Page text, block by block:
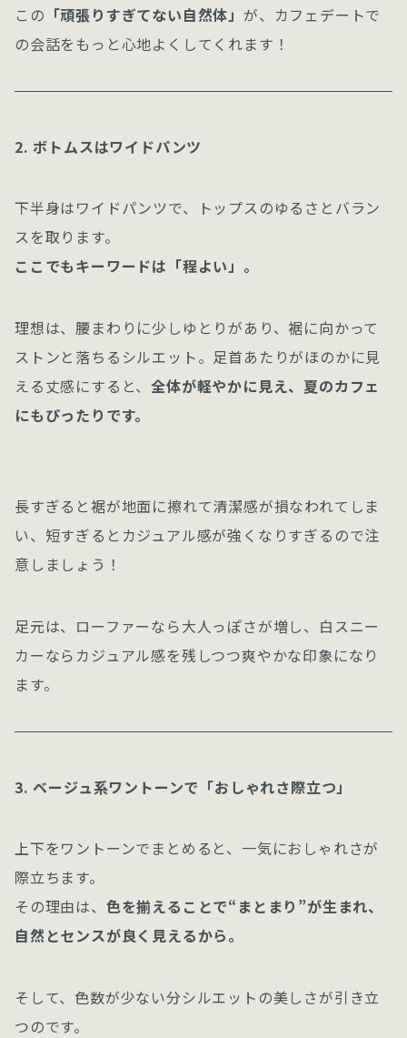
この 「頑張りすぎてない自然体」が、カフェデートで
の会話をもっと心地よくしてくれます！
2. ボトムスはワイドパンツ
下半身はワイドパンツで、トップスのゆるさとバラン
スを取ります。
ここでもキーワードは「程よい」。
理想は、腰まわりに少しゆとりがあり、裾に向かって
ストンと落ちるシルエット。足首あたりがほのかに見
える丈感にすると、全体が軽やかに見え、夏のカフェ
にもぴったりです。
長すぎると裾が地面に擦れて清潔感が損なわれてしま
い、短すぎるとカジュアル感が強くなりすぎるので注
意しましょう！
足元は、ローファーなら大人っぽさが増し、白スニー
カーならカジュアル感を残しつつ爽やかな印象になり
ます。
3. ベージュ系ワントーンで「おしゃれさ際立つ」
上下をワントーンでまとめると、一気におしゃれさが
際立ちます。
その理由は、 色を揃えることで“まとまり”が生まれ、
自然とセンスが良く見えるから。
そして、色数が少ない分シルエットの美しさが引き立
つのです。